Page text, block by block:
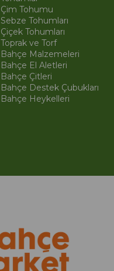
Çim Tohumu
Sebze Tohumları
Çiçek Tohumları
Toprak ve Torf
Bahçe Malzemeleri
Bahçe El Aletleri
Bahçe Çitleri
Bahçe Destek Çubukları
Bahçe Heykelleri